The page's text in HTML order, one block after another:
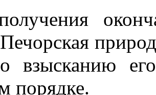
взысканию
порядке.